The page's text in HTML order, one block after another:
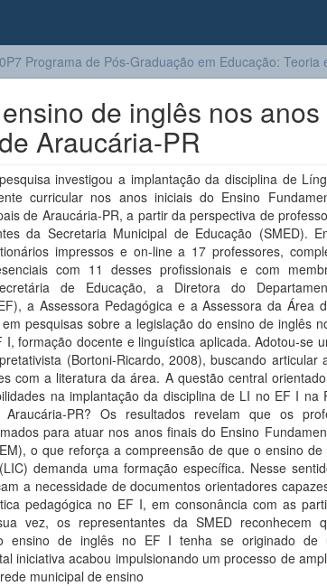
Programa de Pós-Graduação em Educação: Teoria
de inglês nos
Araucária-PR
investigou a implantação da disciplina de
curricular nos anos iniciais do Ensino
de Araucária-PR, a partir da perspectiva de
da Secretaria Municipal de Educação (SMED).
impressos e on-line a 17 professores,
com 11 desses profissionais e com
de Educação, a Diretora do
a Assessora Pedagógica e a Assessora da Área
pesquisas sobre a legislação do ensino de inglês
I, formação docente e linguística aplicada. Adotou-se
(Bortoni-Ricardo, 2008), buscando articular
com a literatura da área. A questão central
na implantação da disciplina de LI no EF I na
PR? Os resultados revelam que os
para atuar nos anos finais do Ensino
o que reforça a compreensão de que o ensino
demanda uma formação específica. Nesse
a necessidade de documentos orientadores
pedagógica no EF I, em consonância com as
vez, os representantes da SMED reconhecem
ensino de inglês no EF I tenha se originado de
iniciativa acabou impulsionando um processo de
municipal de ensino